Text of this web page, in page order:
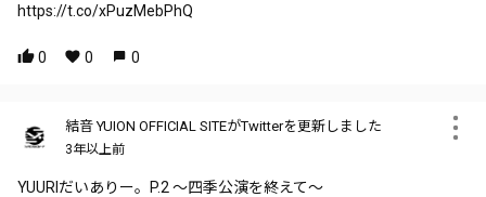
https://t.co/xPuzMebPhQ
0 0 0
結音 YUION OFFICIAL SITEがTwitterを更新しました
3年以上前
YUURIだいありー。P.2 ～四季公演を終えて～